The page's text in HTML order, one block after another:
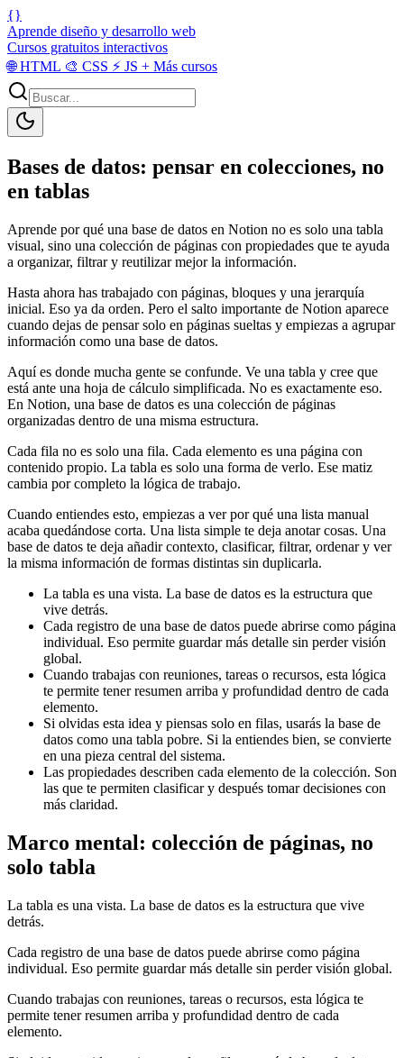
{}
Aprende diseño y desarrollo web
Cursos gratuitos interactivos
🌐HTML 🎨 CSS ⚡ JS + Más cursos
Bases de datos: pensar en colecciones, no
en tablas
Aprende por qué una base de datos en Notion no es solo una tabla
visual, sino una colección de páginas con propiedades que te ayuda
a organizar, filtrar y reutilizar mejor la información.
Hasta ahora has trabajado con páginas, bloques y una jerarquía
inicial. Eso ya da orden. Pero el salto importante de Notion aparece
cuando dejas de pensar solo en páginas sueltas y empiezas a agrupar
información como una base de datos.
Aquí es donde mucha gente se confunde. Ve una tabla y cree que
está ante una hoja de cálculo simplificada. No es exactamente eso.
En Notion, una base de datos es una colección de páginas
organizadas dentro de una misma estructura.
Cada fila no es solo una fila. Cada elemento es una página con
contenido propio. La tabla es solo una forma de verlo. Ese matiz
cambia por completo la lógica de trabajo.
Cuando entiendes esto, empiezas a ver por qué una lista manual
acaba quedándose corta. Una lista simple te deja anotar cosas. Una
base de datos te deja añadir contexto, clasificar, filtrar, ordenar y ver
la misma información de formas distintas sin duplicarla.
La tabla es una vista. La base de datos es la estructura que
vive detrás.
Cada registro de una base de datos puede abrirse como página
individual. Eso permite guardar más detalle sin perder visión
global.
Cuando trabajas con reuniones, tareas o recursos, esta lógica
te permite tener resumen arriba y profundidad dentro de cada
elemento.
Si olvidas esta idea y piensas solo en filas, usarás la base de
datos como una tabla pobre. Si la entiendes bien, se convierte
en una pieza central del sistema.
Las propiedades describen cada elemento de la colección. Son
las que te permiten clasificar y después tomar decisiones con
más claridad.
Marco mental: colección de páginas, no
solo tabla
La tabla es una vista. La base de datos es la estructura que vive
detrás.
Cada registro de una base de datos puede abrirse como página
individual. Eso permite guardar más detalle sin perder visión global.
Cuando trabajas con reuniones, tareas o recursos, esta lógica te
permite tener resumen arriba y profundidad dentro de cada
elemento.